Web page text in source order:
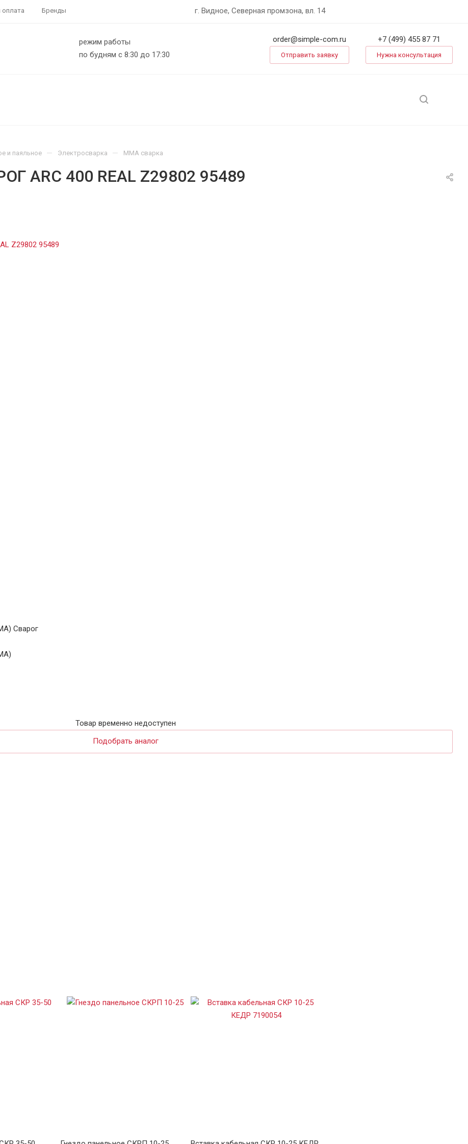
оплата Бренды г. Видное, Северная промзона, вл. 14
режим работы
по будням с 8:30 до 17:30
order@simple-com.ru
Отправить заявку
+7 (499) 455 87 71
Нужна консультация
и паяльное — Электросварка — MMA сварка
ARC 400 REAL Z29802 95489
Сварог
Товар временно недоступен
Подобрать аналог